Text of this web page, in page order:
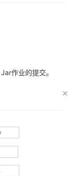
Jar作业的提交。